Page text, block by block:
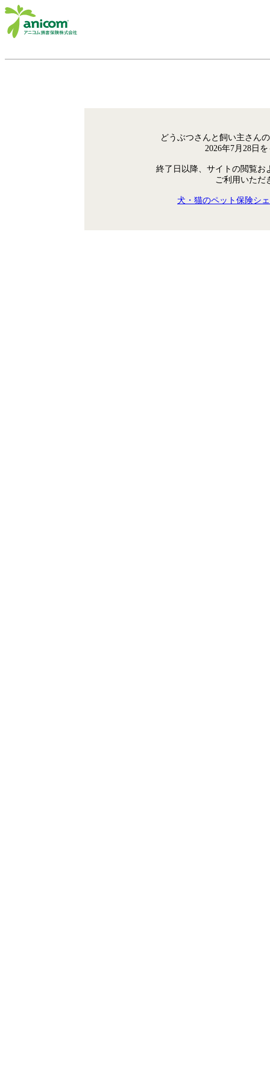
どうぶつさんと飼い主さん
2026年7月28日
終了日以降、サイトの閲覧お
ご利用いただ
犬・猫のペット保険シ